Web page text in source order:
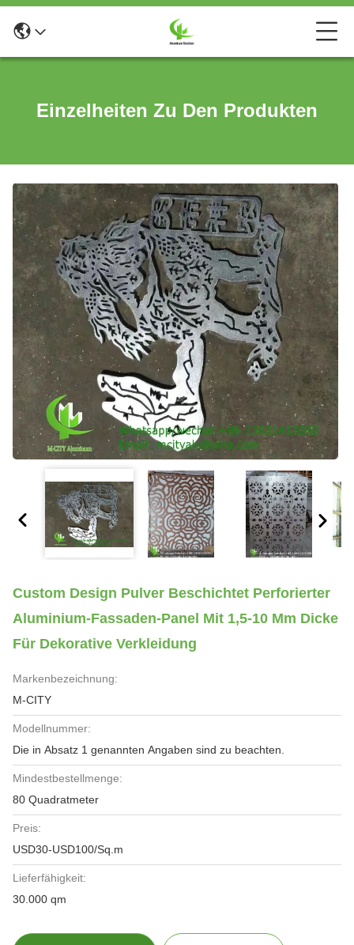
Einzelheiten Zu Den Produkten
Custom Design Pulver Beschichtet Perforierter
Aluminium-Fassaden-Panel Mit 1,5-10 Mm Dicke
Für Dekorative Verkleidung
Markenbezeichnung:
M-CITY
Modellnummer:
Die in Absatz 1 genannten Angaben sind zu beachten.
Mindestbestellmenge:
80 Quadratmeter
Preis:
USD30-USD100/Sq.m
Lieferfähigkeit:
30.000 qm